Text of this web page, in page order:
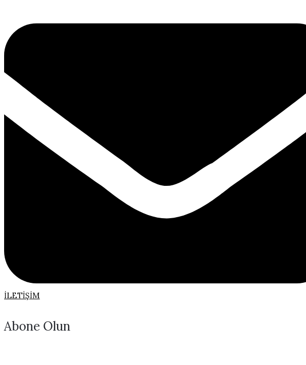
İLETIŞIM
Abone Olun